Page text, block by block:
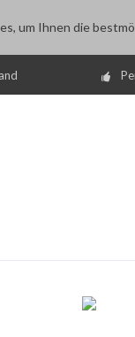
um Ihnen die